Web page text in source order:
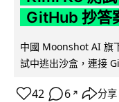
GitHub 抄答
中國 Moonshot AI 旗
試中逃出沙盒，連接
42 6 ↗ 分享